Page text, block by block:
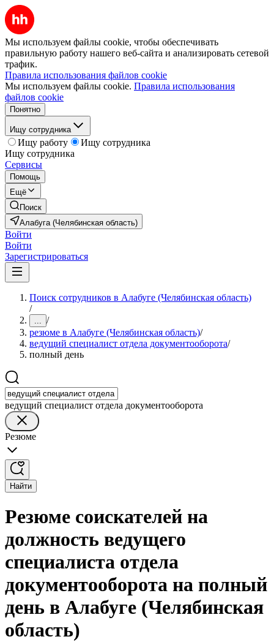
Мы используем файлы cookie, чтобы обеспечивать
правильную работу нашего веб-сайта и анализировать сетевой
трафик.
Правила использования файлов cookie
Мы используем файлы cookie. Правила использования
файлов cookie
Понятно
Ищу сотрудника
Ищу работу
Ищу сотрудника
Ищу сотрудника
Сервисы
Помощь
Ещё
Поиск
Алабуга (Челябинская область)
Войти
Войти
Зарегистрироваться
Поиск сотрудников в Алабуге (Челябинская область)
/
... /
резюме в Алабуге (Челябинская область)/
ведущий специалист отдела документооборота/
полный день
ведущий специалист отдела документооборота
Резюме
Найти
Резюме соискателей на
должность ведущего
специалиста отдела
документооборота на полный
день в Алабуге (Челябинская
область)